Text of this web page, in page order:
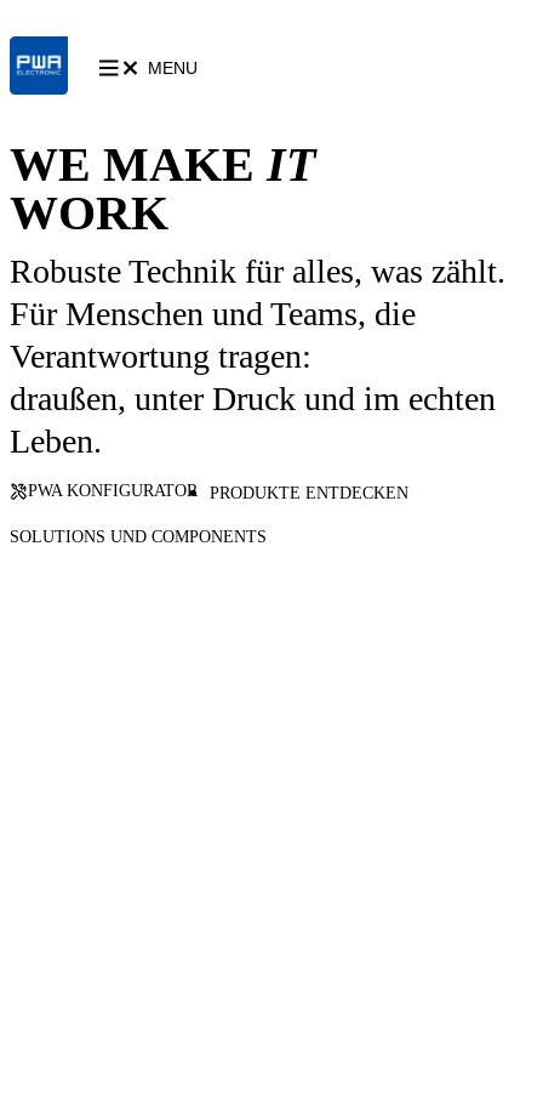
MENU
WE MAKEIT
WORK
Robuste Technik für alles, was zählt.
Für Menschen und Teams, die
Verantwortung tragen:
draußen, unter Druck und im echten
Leben.
PWA KONFIGURATOR PRODUKTE ENTDECKEN
SOLUTIONS UND COMPONENTS